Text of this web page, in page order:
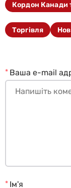
Кордон
Торгівля
Ваша e-mail
*
Ім'я
*